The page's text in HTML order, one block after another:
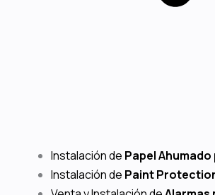
Instalación de Papel
Instalación de Paint